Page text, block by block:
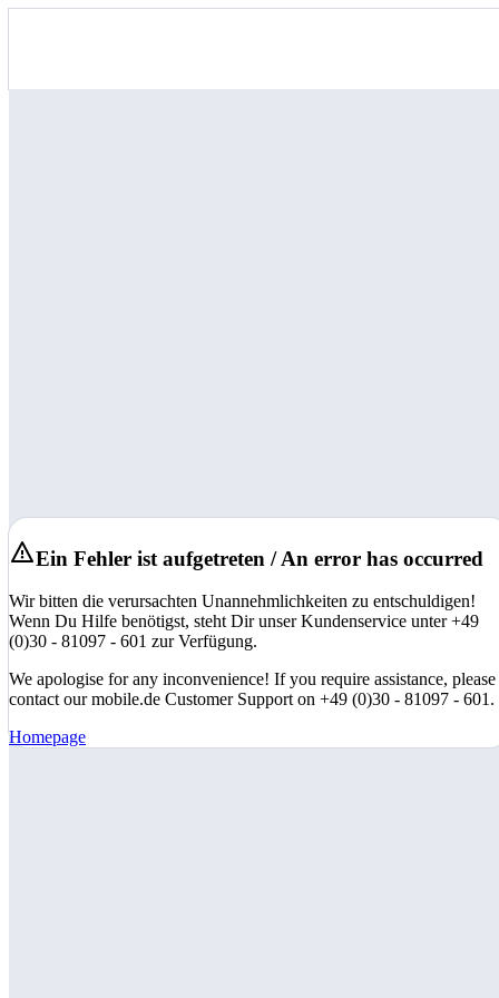
Ein Fehler ist aufgetreten / An error has occurred
Wir bitten die verursachten Unannehmlichkeiten zu entschuldigen!
Wenn Du Hilfe benötigst, steht Dir unser Kundenservice unter +49
(0)30 - 81097 - 601 zur Verfügung.
We apologise for any inconvenience! If you require assistance, please
contact our mobile.de Customer Support on +49 (0)30 - 81097 - 601.
Homepage